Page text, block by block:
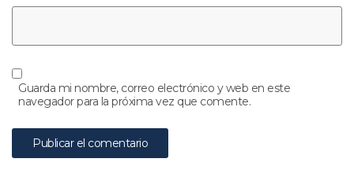
Guarda mi nombre, correo electrónico y web en este
navegador para la próxima vez que comente.